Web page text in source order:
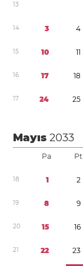
13
14 3 4
15 10 11
16 17 18
17 24 25
Mayıs2033
Pa Pt
18 1 2
19 8 9
20 15 16
21 22 23